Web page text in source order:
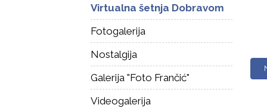
Virtualna šetnja Dobravom
Fotogalerija
Nostalgija
Galerija "Foto Frančić"
Videogalerija